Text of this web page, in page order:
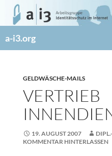
Zum
Inhalt
a-i3.org
GELDWÄSCHE-MAILS
VERTRIEB
19. AUGUST 2007
KOMMENTAR HINTERLASSEN